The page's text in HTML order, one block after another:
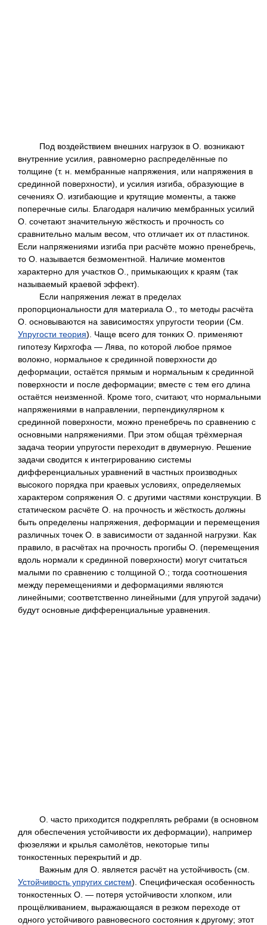
Под воздействием внешних нагрузок в О. возникают
внутренние усилия, равномерно распределённые по
толщине (т. н. мембранные напряжения, или напряжения в
срединной поверхности), и усилия изгиба, образующие в
сечениях О. изгибающие и крутящие моменты, а также
поперечные силы. Благодаря наличию мембранных усилий
О. сочетают значительную жёсткость и прочность со
сравнительно малым весом, что отличает их от пластинок.
Если напряжениями изгиба при расчёте можно пренебречь,
то О. называется безмоментной. Наличие моментов
характерно для участков О., примыкающих к краям (так
называемый краевой эффект).
Если напряжения лежат в пределах
пропорциональности для материала О., то методы расчёта
О. основываются на зависимостях упругости теории (См.
Упругости теория). Чаще всего для тонких О. применяют
гипотезу Кирхгофа — Лява, по которой любое прямое
волокно, нормальное к срединной поверхности до
деформации, остаётся прямым и нормальным к срединной
поверхности и после деформации; вместе с тем его длина
остаётся неизменной. Кроме того, считают, что нормальными
напряжениями в направлении, перпендикулярном к
срединной поверхности, можно пренебречь по сравнению с
основными напряжениями. При этом общая трёхмерная
задача теории упругости переходит в двумерную. Решение
задачи сводится к интегрированию системы
дифференциальных уравнений в частных производных
высокого порядка при краевых условиях, определяемых
характером сопряжения О. с другими частями конструкции. В
статическом расчёте О. на прочность и жёсткость должны
быть определены напряжения, деформации и перемещения
различных точек О. в зависимости от заданной нагрузки. Как
правило, в расчётах на прочность прогибы О. (перемещения
вдоль нормали к срединной поверхности) могут считаться
малыми по сравнению с толщиной О.; тогда соотношения
между перемещениями и деформациями являются
линейными; соответственно линейными (для упругой задачи)
будут основные дифференциальные уравнения.
О. часто приходится подкреплять ребрами (в основном
для обеспечения устойчивости их деформации), например
фюзеляжи и крылья самолётов, некоторые типы
тонкостенных перекрытий и др.
Важным для О. является расчёт на устойчивость (см.
Устойчивость упругих систем). Специфическая особенность
тонкостенных О. — потеря устойчивости хлопком, или
прощёлкиванием, выражающаяся в резком переходе от
одного устойчивого равновесного состояния к другому; этот